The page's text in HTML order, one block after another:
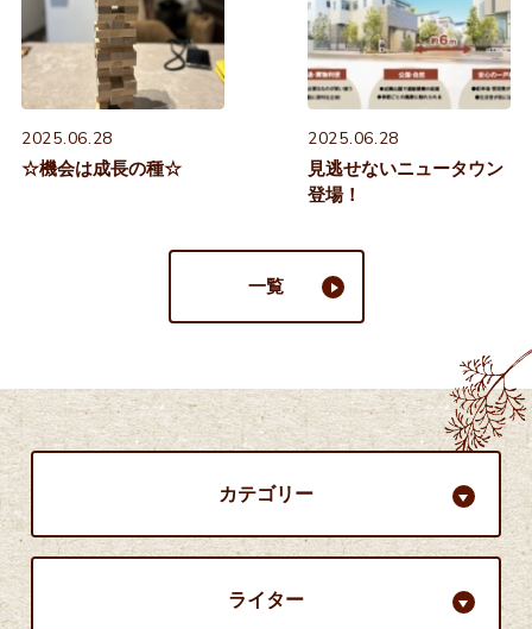
2025.06.28
☆機会は成長の種☆
2025.06.28
見逃せないニュータウン
登場！
一覧
カテゴリー
ライター